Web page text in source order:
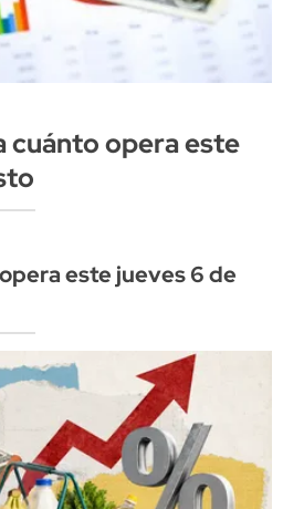
cuánto opera este
este jueves 6 de